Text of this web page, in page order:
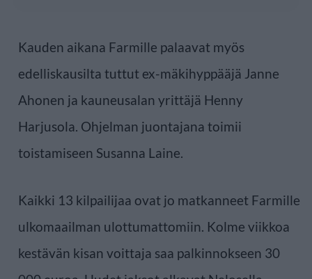
Kauden aikana Farmille palaavat myös
edelliskausilta tuttut ex-mäkihyppääjä Janne
Ahonen ja kauneusalan yrittäjä Henny
Harjusola. Ohjelman juontajana toimii
toistamiseen Susanna Laine.
Kaikki 13 kilpailijaa ovat jo matkanneet Farmille
ulkomaailman ulottumattomiin. Kolme viikkoa
kestävän kisan voittaja saa palkinnokseen 30